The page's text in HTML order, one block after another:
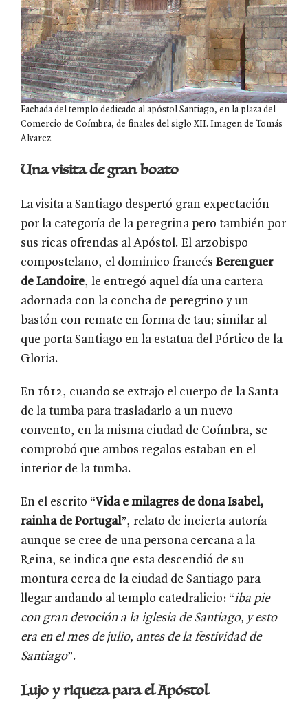
Fachada del templo dedicado al apóstol Santiago, en la plaza del
Comercio de Coímbra, de finales del siglo XII. Imagen de Tomás
Alvarez.
Una visita de gran boato
La visita a Santiago despertó gran expectación
por la categoría de la peregrina pero también por
sus ricas ofrendas al Apóstol. El arzobispo
compostelano, el dominico francés Berenguer
de Landoire, le entregó aquel día una cartera
adornada con la concha de peregrino y un
bastón con remate en forma de tau; similar al
que porta Santiago en la estatua del Pórtico de la
Gloria.
En 1612, cuando se extrajo el cuerpo de la Santa
de la tumba para trasladarlo a un nuevo
convento, en la misma ciudad de Coímbra, se
comprobó que ambos regalos estaban en el
interior de la tumba.
En el escrito “Vida e milagres de dona Isabel,
rainha de Portugal”, relato de incierta autoría
aunque se cree de una persona cercana a la
Reina, se indica que esta descendió de su
montura cerca de la ciudad de Santiago para
llegar andando al templo catedralicio: “iba pie
con gran devoción a la iglesia de Santiago, y esto
era en el mes de julio, antes de la festividad de
Santiago”.
Lujo y riqueza para el Apóstol